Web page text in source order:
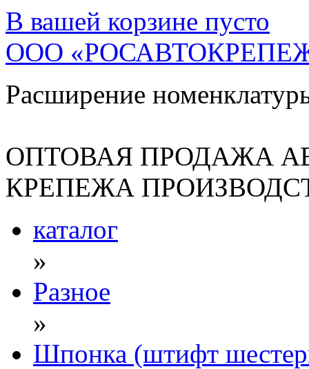
В вашей корзине пусто
ООО
Расширение
ОПТОВАЯ ПРОДАЖА
КРЕПЕЖА
каталог
»
Разное
»
Шпонка (штифт